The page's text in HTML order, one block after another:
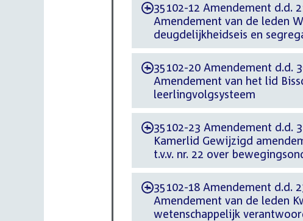
-35102-12 Amendement d.d.
Amendement van de leden
deugdelijkheidseis en
-35102-20 Amendement d.d.
Amendement van het lid
leerlingvolgsysteem
-35102-23 Amendement d.d.
Kamerlid Gewijzigd
t.v.v. nr. 22 over
-35102-18 Amendement d.d.
Amendement van de leden
wetenschappelijk